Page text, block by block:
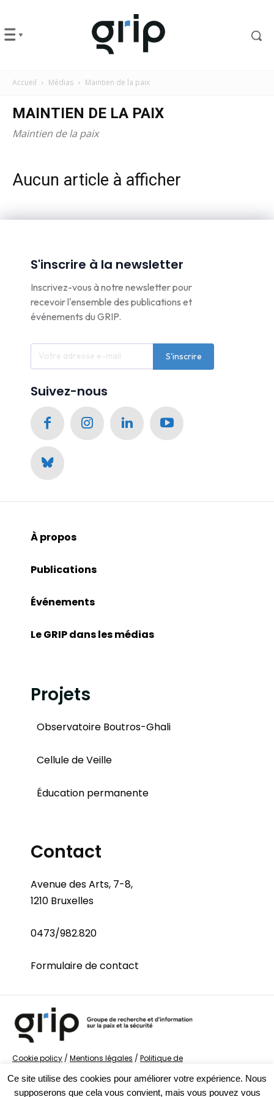
Accueil Médias Maintien de la paix
MAINTIEN DE LA PAIX
Maintien de la paix
Aucun article à afficher
S'inscrire à la newsletter
Inscrivez-vous à notre newsletter pour
recevoir l'ensemble des publications et
événements du GRIP.
S'inscrire
Suivez-nous
À propos
Publications
Événements
Le GRIP dans les médias
Projets
Observatoire Boutros-Ghali
Cellule de Veille
Éducation permanente
Contact
Avenue des Arts, 7-8,
1210 Bruxelles
0473/982.820
Formulaire de contact
Cookie policy / Mentions légales / Politique de
la Sécurité
Ce site utilise des cookies pour améliorer votre expérience. Nous
supposerons que cela vous convient, mais vous pouvez vous